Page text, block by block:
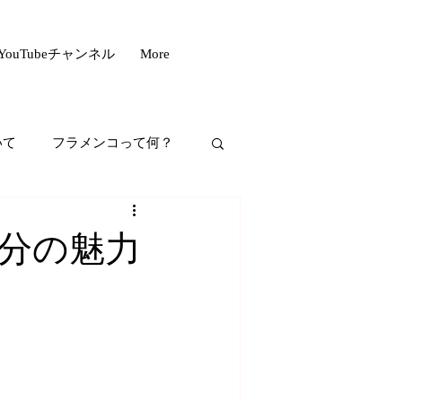
チャンネル More
フラメンコって何？
の魅力